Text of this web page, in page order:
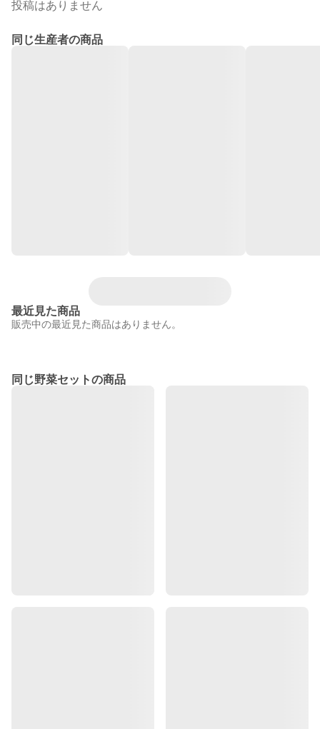
投稿はありません
同じ生産者の商品
最近見た商品
販売中の最近見た商品はありません。
同じ野菜セットの商品